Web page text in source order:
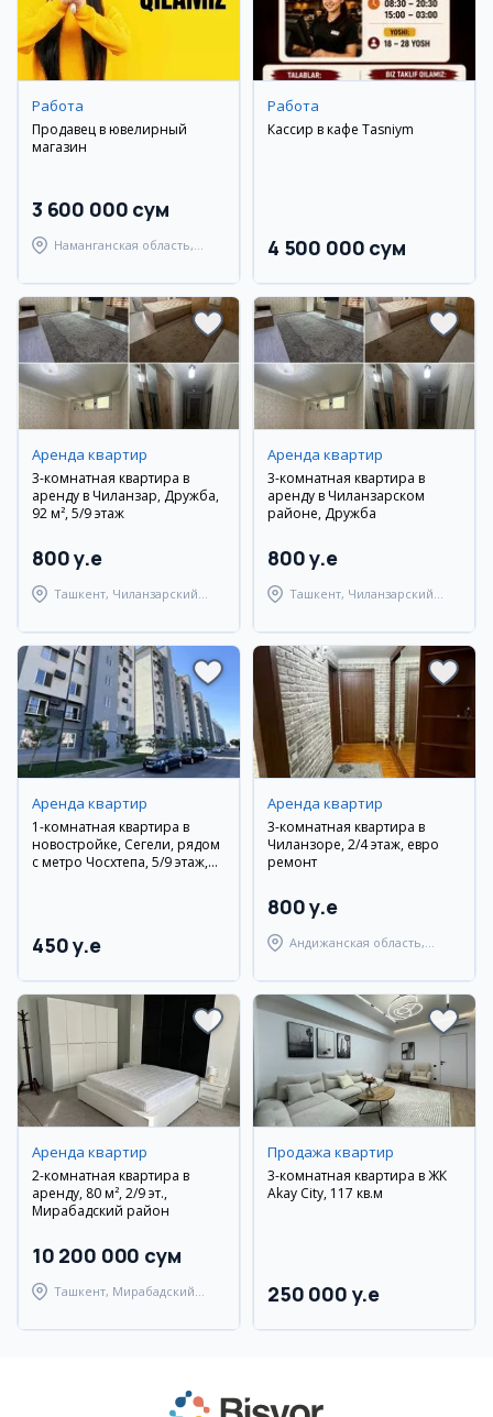
Работа
Продавец в ювелирный
магазин
3 600 000 сум
Наманганская область,
Работа
Кассир в кафе Tasniym
4 500 000 сум
Аренда квартир
3-комнатная квартира в
аренду в Чиланзар, Дружба,
92 м², 5/9 этаж
800 y.e
Ташкент, Чиланзарский
Аренда квартир
3-комнатная квартира в
аренду в Чиланзарском
районе, Дружба
800 y.e
Ташкент, Чиланзарский
Аренда квартир
1-комнатная квартира в
новостройке, Сегели, рядом
с метро Чосхтепа, 5/9 этаж,
450 y.e
Аренда квартир
3-комнатная квартира в
Чиланзоре, 2/4 этаж, евро
ремонт
800 y.e
Андижанская область,
Аренда квартир
2-комнатная квартира в
аренду, 80 м², 2/9 эт.,
Мирабадский район
10 200 000 сум
Ташкент, Мирабадский
Продажа квартир
3-комнатная квартира в ЖК
Akay City, 117 кв.м
250 000 y.e